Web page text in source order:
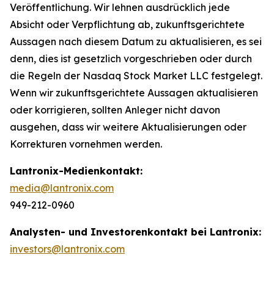
Veröffentlichung. Wir lehnen ausdrücklich jede
Absicht oder Verpflichtung ab, zukunftsgerichtete
Aussagen nach diesem Datum zu aktualisieren, es sei
denn, dies ist gesetzlich vorgeschrieben oder durch
die Regeln der Nasdaq Stock Market LLC festgelegt.
Wenn wir zukunftsgerichtete Aussagen aktualisieren
oder korrigieren, sollten Anleger nicht davon
ausgehen, dass wir weitere Aktualisierungen oder
Korrekturen vornehmen werden.
Lantronix-Medienkontakt:
media@lantronix.com
949-212-0960
Analysten- und Investorenkontakt bei Lantronix:
investors@lantronix.com